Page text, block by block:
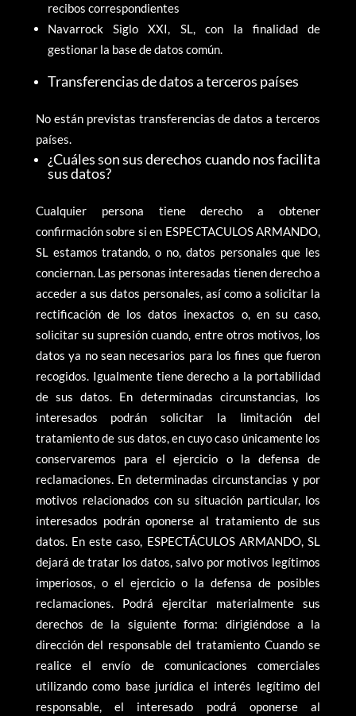
recibos correspondientes
Navarrock Siglo XXI, SL, con la finalidad de
gestionar la base de datos común.
Transferencias de datos a terceros países
No están previstas transferencias de datos a terceros
países.
¿Cuáles son sus derechos cuando nos facilita
sus datos?
Cualquier persona tiene derecho a obtener
confirmación sobre si en ESPECTACULOS ARMANDO,
SL estamos tratando, o no, datos personales que les
conciernan. Las personas interesadas tienen derecho a
acceder a sus datos personales, así como a solicitar la
rectificación de los datos inexactos o, en su caso,
solicitar su supresión cuando, entre otros motivos, los
datos ya no sean necesarios para los fines que fueron
recogidos. Igualmente tiene derecho a la portabilidad
de sus datos. En determinadas circunstancias, los
interesados podrán solicitar la limitación del
tratamiento de sus datos, en cuyo caso únicamente los
conservaremos para el ejercicio o la defensa de
reclamaciones. En determinadas circunstancias y por
motivos relacionados con su situación particular, los
interesados podrán oponerse al tratamiento de sus
datos. En este caso, ESPECTÁCULOS ARMANDO, SL
dejará de tratar los datos, salvo por motivos legítimos
imperiosos, o el ejercicio o la defensa de posibles
reclamaciones. Podrá ejercitar materialmente sus
derechos de la siguiente forma: dirigiéndose a la
dirección del responsable del tratamiento Cuando se
realice el envío de comunicaciones comerciales
utilizando como base jurídica el interés legítimo del
responsable, el interesado podrá oponerse al